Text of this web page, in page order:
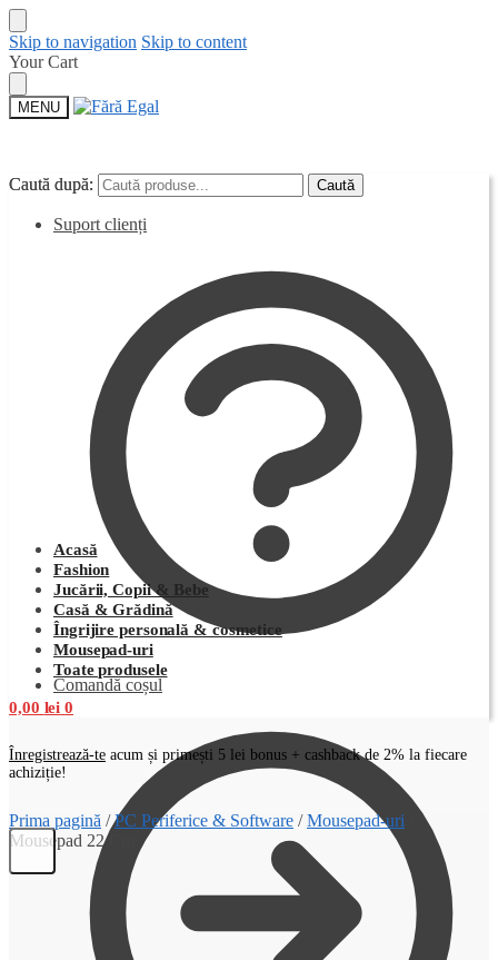
Skip to navigation Skip to content
Your Cart
MENU
Caută după: Caută
Suport clienți
Comandă coșul
Caută după: Caută
Acasă
Fashion
Jucării, Copii & Bebe
Casă & Grădină
Îngrijire personală & cosmetice
Mousepad-uri
Toate produsele
0,00 lei 0
Înregistrează-te acum și primești 5 lei bonus + cashback de 2% la fiecare
achiziție!
Prima pagină /PC Periferice & Software /Mousepad-uri
Mousepad 22 Cm